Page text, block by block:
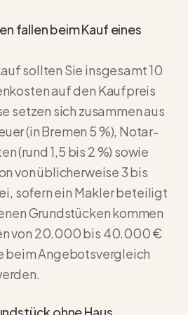
fallen beim Kauf eines
sollten Sie insgesamt 10
auf den Kaufpreis
setzen sich zusammen aus
(in Bremen 5 %), Notar-
(rund 1,5 bis 2 %) sowie
von üblicherweise 3 bis
sofern ein Makler beteiligt
Grundstücken kommen
von 20.000 bis 40.000 €
beim Angebotsvergleich